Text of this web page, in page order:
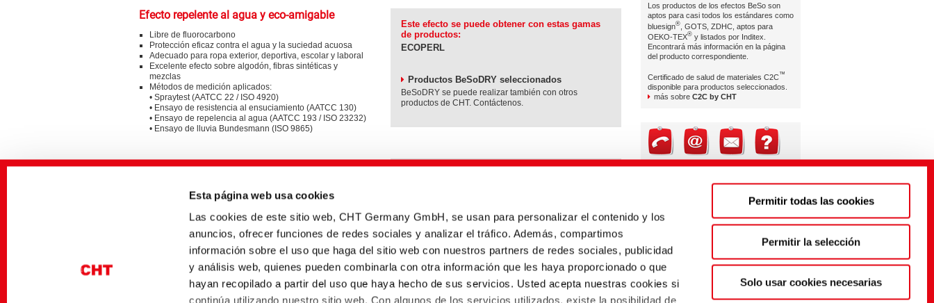
Esta página web usa cookies
Las cookies de este sitio web, CHT Germany GmbH, se usan para personalizar el contenido y los
anuncios, ofrecer funciones de redes sociales y analizar el tráfico. Además, compartimos
información sobre el uso que haga del sitio web con nuestros partners de redes sociales, publicidad
y análisis web, quienes pueden combinarla con otra información que les haya proporcionado o que
hayan recopilado a partir del uso que haya hecho de sus servicios. Usted acepta nuestras cookies si
continúa utilizando nuestro sitio web. Con algunos de los servicios utilizados, existe la posibilidad de
Permitir todas las cookies
Permitir la selección
Solo usar cookies necesarias
Efecto repelente al agua y eco-amigable
Libre de fluorocarbono
Protección eficaz contra el agua y la suciedad acuosa
Adecuado para ropa exterior, deportiva, escolar y laboral
Excelente efecto sobre algodón, fibras sintéticas y
mezclas
Métodos de medición aplicados:
• Spraytest (AATCC 22 / ISO 4920)
• Ensayo de resistencia al ensuciamiento (AATCC 130)
• Ensayo de repelencia al agua (AATCC 193 / ISO 23232)
• Ensayo de lluvia Bundesmann (ISO 9865)
Este efecto se puede obtener con estas gamas
de productos:
ECOPERL
Productos BeSoDRY seleccionados
BeSoDRY se puede realizar también con otros
productos de CHT. Contáctenos.
Aspectos especiales de sostenibilidad
base biológica, medido según ASTM D6866-21
Sin formaldehído
BeSoDRY – just one of our smart effects with
accept
cookies
to
watch
this
video.
Los productos de los efectos BeSo son
aptos para casi todos los estándares como
bluesign® , GOTS, ZDHC, aptos para
OEKO-TEX® y listados por Inditex.
Encontrará más información en la página
del producto correspondiente.
Certificado de salud de materiales C2C™
disponible para productos seleccionados.
más sobre C2C by CHT